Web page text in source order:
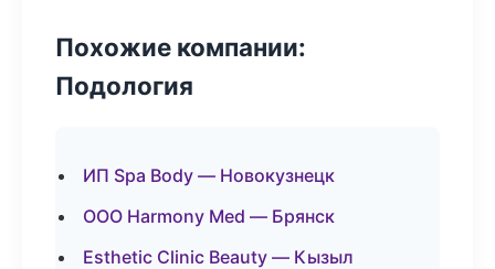
Похожие компании:
Подология
ИП Spa Body — Новокузнецк
ООО Harmony Med — Брянск
Esthetic Clinic Beauty — Кызыл